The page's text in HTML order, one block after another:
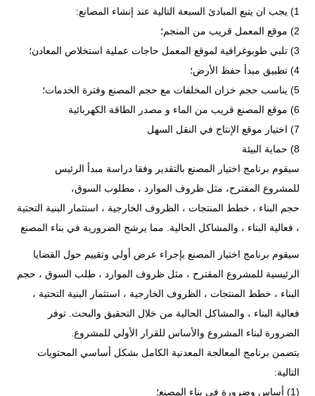
1) يجب ان يتبع المبادئ السبعة التالية عند إنشاء المصانع:
2) موقع المعمل قريب من المنجم؛
3) تلبي طوبوغرافية لموقع المعمل حاجات عملية استخلاص المعادن؛
4) تطبيق مبدأ حفظ الأرض؛
5) يناسب حجم خزان المخلفات مع حجم المصنع وفترة الخدمات؛
6) موقع المصنع قريب من الماء و مصدر الطاقة الكهربائية
7) اختيار موقع الإنتاج في النقل السهل
8) حماية البيئة
سيقوم برنامج اختيار المصنع بالتقدير وفقا دراسة مبدأ الرئيس
للمشروع المفترح، مثل ظروف الموارد ، مطلوب السوق،
حجم البناء ، خطط المنتجات ، الظروف الخارجية ، استثمار البنية التحتية
، فعالية البناء ، والمشاكل الحالية. مما يرشح الضرورية في بناء المصنع
سيقوم برنامج اختيار المصنع بإجراء عرض أولي وتقييم حول القضايا
الرئيسية للمشروع المقترح ، مثل ظروف الموارد ، طلب السوق ، حجم
البناء ، خطط المنتجات ، الظروف الخارجية ، استثمار البنية التحتية ،
فعالية البناء ، والمشاكل الحالية من خلال التحقيق والبحث. توفر
الضرورة لبناء المشروع والأساس للقرار الأولي للمشروع.
يتضمن برنامج المعالجة المعدنية الكامل بشكل أساسي المحتويات
التالية:
(1) أساس وضرورة في بناء المصنع؛